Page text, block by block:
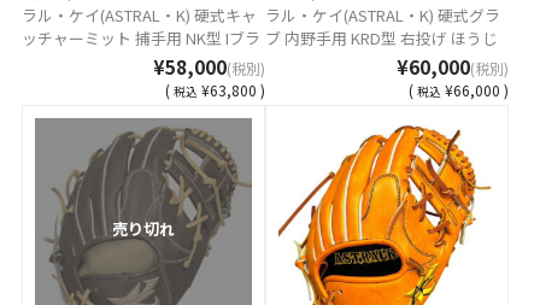
ラル・ケイ(ASTRAL・K) 硬式キャ
ッチャーミット 捕手用 NK型 Iブラ
ック リガーレバック MADE IN
TSURUGA JAPAN AST-NK-IBLK [ 型
付け無料 硬式グラブ刺繍2ヶ所無
料(単色のみ)※縁取り・影付きの
場合、1ヶ所+3300円(税込)]
¥58,000(税別)
( 税込 ¥63,800 )
ラル・ケイ(ASTRAL・K) 硬式グラ
ブ 内野手用 KRD型 右投げ ほうじ
茶ブラウン MADE IN TSURUGA
JAPAN AST-KRD-26HBR-K [ 型付け
無料 硬式グラブ刺繍2ヶ所無料(単
色のみ)※縁取り・影付きの場合、
1ヶ所+3300円(税込)]
¥60,000(税別)
( 税込 ¥66,000 )
売り切れ